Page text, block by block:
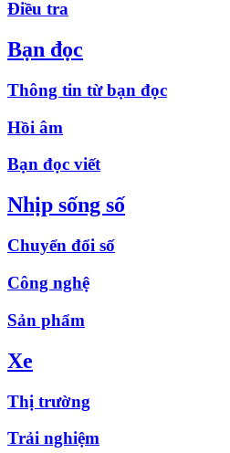
Điều tra
Bạn đọc
Thông tin từ bạn đọc
Hồi âm
Bạn đọc viết
Nhịp sống số
Chuyển đổi số
Công nghệ
Sản phẩm
Xe
Thị trường
Trải nghiệm